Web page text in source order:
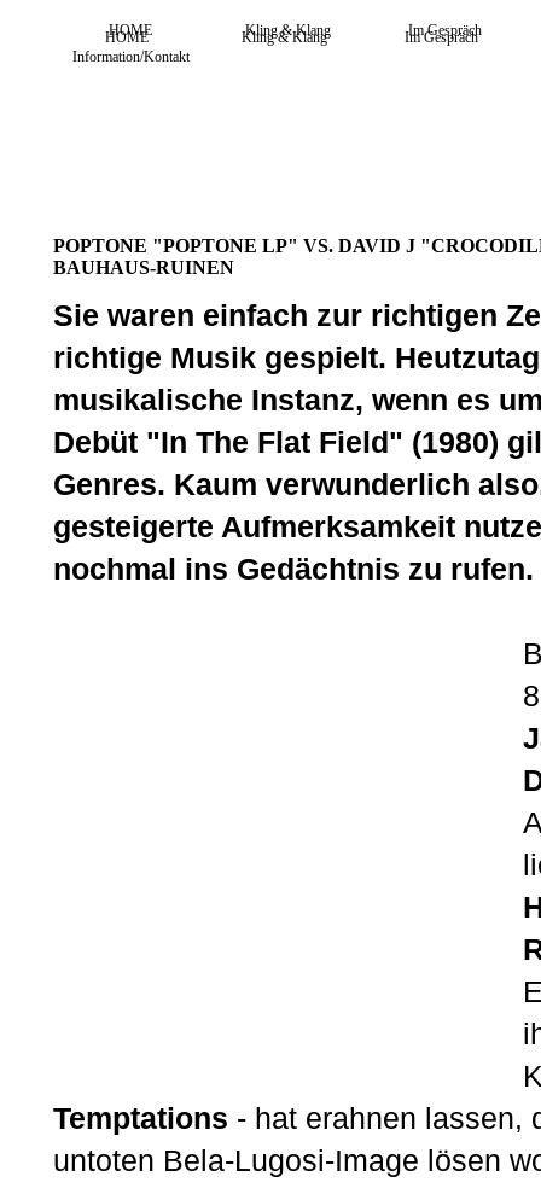
HOME Kling & Klang
Im Gespräch
Information/Kontakt
HOME Kling & Klang Im Gespräch
POPTONE "POPTONE LP" VS. DAVID J
BAUHAUS-RUINEN
Sie waren einfach zur richtigen
richtige Musik gespielt.
musikalische Instanz, wenn es
Debüt "In The Flat Field" (1980)
Genres. Kaum verwunderlich
gesteigerte Aufmerksamkeit
nochmal ins Gedächtnis zu rufen.
Temptations - hat erahnen lassen,
untoten Bela-Lugosi-Image lösen